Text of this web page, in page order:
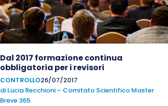
Dal 2017 formazione continua
obbligatoria per i revisori
CONTROLLO26/07/2017
di Lucia Recchioni – Comitato Scientifico Master
Breve 365